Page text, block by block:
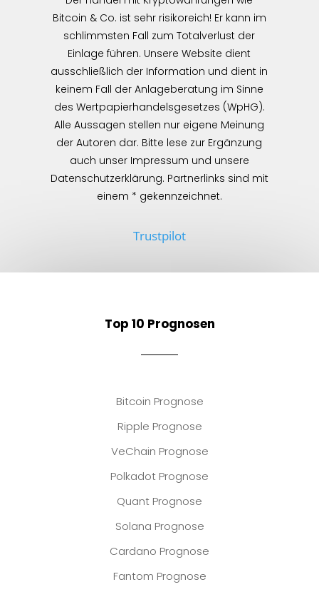
Bitcoin & Co. ist sehr risikoreich! Er kann im
schlimmsten Fall zum Totalverlust der
Einlage führen. Unsere Website dient
ausschließlich der Information und dient in
keinem Fall der Anlageberatung im Sinne
des Wertpapierhandelsgesetzes (WpHG).
Alle Aussagen stellen nur eigene Meinung
der Autoren dar. Bitte lese zur Ergänzung
auch unser Impressum und unsere
Datenschutzerklärung. Partnerlinks sind mit
einem * gekennzeichnet.
Trustpilot
Top 10 Prognosen
Bitcoin Prognose
Ripple Prognose
VeChain Prognose
Polkadot Prognose
Quant Prognose
Solana Prognose
Cardano Prognose
Fantom Prognose